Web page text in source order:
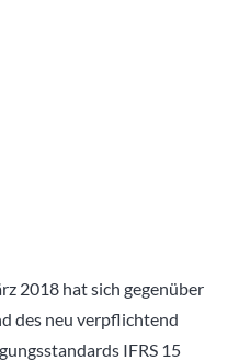
2018 hat sich gegenüber
des neu verpflichtend
IFRS 15